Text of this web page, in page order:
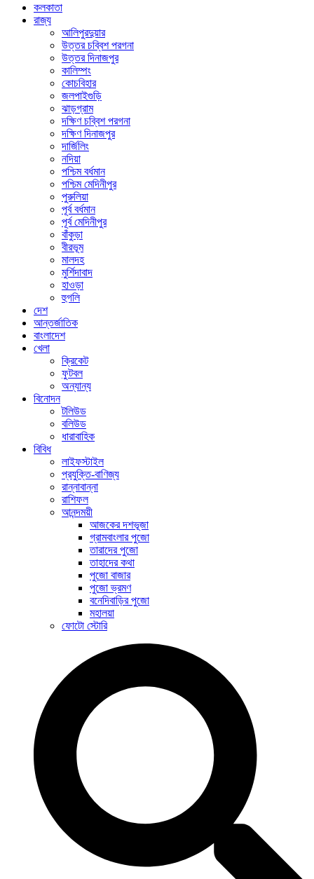
কলকাতা
রাজ্য
আলিপুরদুয়ার
উত্তর চব্বিশ পরগনা
উত্তর দিনাজপুর
কালিম্পং
কোচবিহার
জলপাইগুড়ি
ঝাড়গ্রাম
দক্ষিণ চব্বিশ পরগনা
দক্ষিণ দিনাজপুর
দার্জিলিং
নদিয়া
পশ্চিম বর্ধমান
পশ্চিম মেদিনীপুর
পুরুলিয়া
পূর্ব বর্ধমান
পূর্ব মেদিনীপুর
বাঁকুড়া
বীরভূম
মালদহ
মুর্শিদাবাদ
হাওড়া
হুগলি
দেশ
আন্তর্জাতিক
বাংলাদেশ
খেলা
ক্রিকেট
ফুটবল
অন্যান্য
বিনোদন
টলিউড
বলিউড
ধারাবাহিক
বিবিধ
লাইফস্টাইল
প্রযুক্তি-বাণিজ্য
রান্নাবান্না
রাশিফল
আনন্দময়ী
আজকের দশভূজা
গ্রামবাংলার পুজো
তারাদের পুজো
তাহাদের কথা
পুজো বাজার
পুজো ভ্রমণ
বনেদিবাড়ির পুজো
মহালয়া
ফোটো স্টোরি